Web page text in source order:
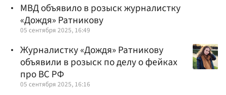
МВД объявило в розыск журналистку
«Дождя» Ратникову
05 сентября 2025, 16:49
Журналистку «Дождя» Ратникову
объявили в розыск по делу о фейках
про ВС РФ
05 сентября 2025, 16:16